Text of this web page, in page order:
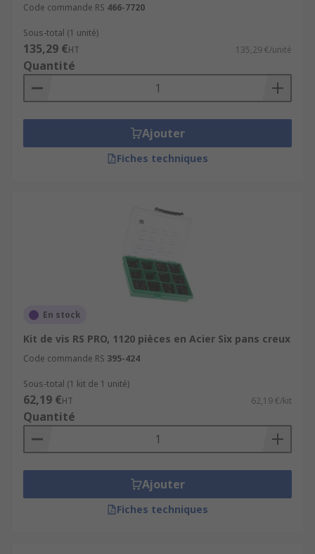
Code commande RS 466-7720
Sous-total (1 unité)
135,29 €HT 135,29 €/unité
Quantité
Ajouter
Fiches techniques
En stock
Kit de vis RS PRO, 1120 pièces en Acier Six pans creux
Code commande RS 395-424
Sous-total (1 kit de 1 unité)
62,19 €HT 62,19 €/kit
Quantité
Ajouter
Fiches techniques